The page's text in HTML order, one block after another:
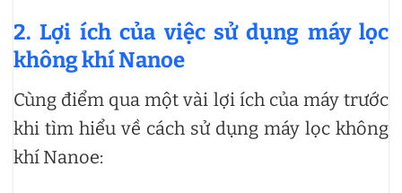
2. Lợi ích của việc sử dụng máy lọc
không khí Nanoe
Cùng điểm qua một vài lợi ích của máy trước
khi tìm hiểu về cách sử dụng máy lọc không
khí Nanoe: